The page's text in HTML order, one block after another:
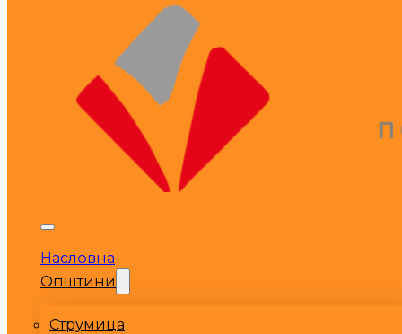
Насловна
Општини
Струмица